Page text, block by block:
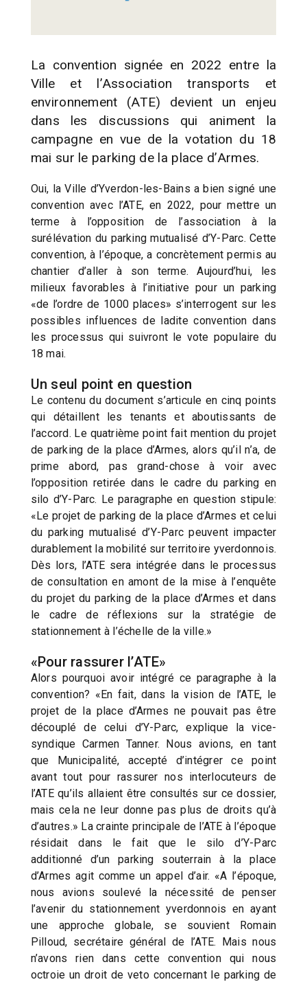
La convention signée en 2022 entre la
Ville et l’Association transports et
environnement (ATE) devient un enjeu
dans les discussions qui animent la
campagne en vue de la votation du 18
mai sur le parking de la place d’Armes.
Oui, la Ville d’Yverdon-les-Bains a bien signé une
convention avec l’ATE, en 2022, pour mettre un
terme à l’opposition de l’association à la
surélévation du parking mutualisé d’Y-Parc. Cette
convention, à l’époque, a concrètement permis au
chantier d’aller à son terme. Aujourd’hui, les
milieux favorables à l’initiative pour un parking
«de l’ordre de 1000 places» s’interrogent sur les
possibles influences de ladite convention dans
les processus qui suivront le vote populaire du
18 mai.
Un seul point en question
Le contenu du document s’articule en cinq points
qui détaillent les tenants et aboutissants de
l’accord. Le quatrième point fait mention du projet
de parking de la place d’Armes, alors qu’il n’a, de
prime abord, pas grand-chose à voir avec
l’opposition retirée dans le cadre du parking en
silo d’Y-Parc. Le paragraphe en question stipule:
«Le projet de parking de la place d’Armes et celui
du parking mutualisé d’Y-Parc peuvent impacter
durablement la mobilité sur territoire yverdonnois.
Dès lors, l’ATE sera intégrée dans le processus
de consultation en amont de la mise à l’enquête
du projet du parking de la place d’Armes et dans
le cadre de réflexions sur la stratégie de
stationnement à l’échelle de la ville.»
«Pour rassurer l’ATE»
Alors pourquoi avoir intégré ce paragraphe à la
convention? «En fait, dans la vision de l’ATE, le
projet de la place d’Armes ne pouvait pas être
découplé de celui d’Y-Parc, explique la vice-
syndique Carmen Tanner. Nous avions, en tant
que Municipalité, accepté d’intégrer ce point
avant tout pour rassurer nos interlocuteurs de
l’ATE qu’ils allaient être consultés sur ce dossier,
mais cela ne leur donne pas plus de droits qu’à
d’autres.» La crainte principale de l’ATE à l’époque
résidait dans le fait que le silo d’Y-Parc
additionné d’un parking souterrain à la place
d’Armes agit comme un appel d’air. «A l’époque,
nous avions soulevé la nécessité de penser
l’avenir du stationnement yverdonnois en ayant
une approche globale, se souvient Romain
Pilloud, secrétaire général de l’ATE. Mais nous
n’avons rien dans cette convention qui nous
octroie un droit de veto concernant le parking de